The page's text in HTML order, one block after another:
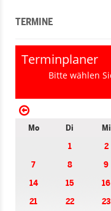
TERMINE
Terminplaner
Bitte wählen
Mo Di Mi
1
2
7
8 9
14
15 16
21
22 23